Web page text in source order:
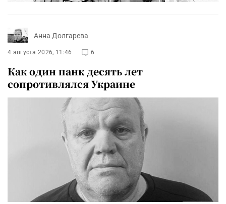
Анна Долгарева
4 августа 2026, 11:46 6
Как один панк десять лет
сопротивлялся Украине